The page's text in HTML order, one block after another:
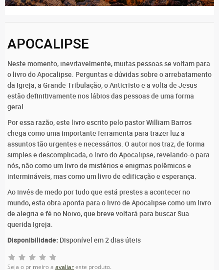
APOCALIPSE
Neste momento, inevitavelmente, muitas pessoas se voltam para
o livro do Apocalipse. Perguntas e dúvidas sobre o arrebatamento
da Igreja, a Grande Tribulação, o Anticristo e a volta de Jesus
estão definitivamente nos lábios das pessoas de uma forma
geral.
Por essa razão, este livro escrito pelo pastor William Barros
chega como uma importante ferramenta para trazer luz a
assuntos tão urgentes e necessários. O autor nos traz, de forma
simples e descomplicada, o livro do Apocalipse, revelando-o para
nós, não como um livro de mistérios e enigmas polêmicos e
intermináveis, mas como um livro de edificação e esperança.
Ao invés de medo por tudo que está prestes a acontecer no
mundo, esta obra aponta para o livro de Apocalipse como um livro
de alegria e fé no Noivo, que breve voltará para buscar Sua
querida Igreja.
Disponibilidade: Disponível em 2 dias úteis
Seja o primeiro a avaliareste produto.